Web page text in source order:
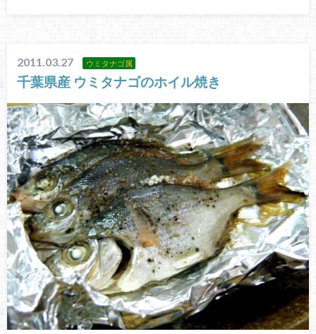
2011.03.27 ウミタナゴ属
千葉県産 ウミタナゴのホイル焼き